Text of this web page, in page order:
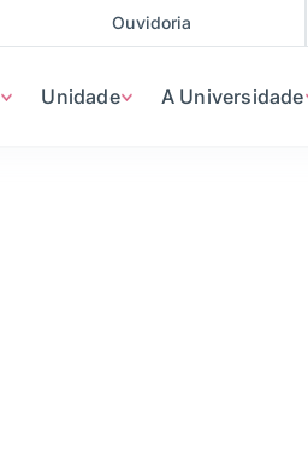
Ouvidoria
Unidade A Universidade